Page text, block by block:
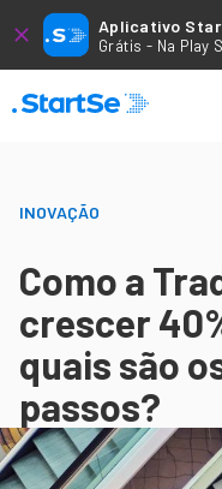
Aplicativo
Grátis - Na Play
INOVAÇÃO
Como a
crescer
quais são
passos?